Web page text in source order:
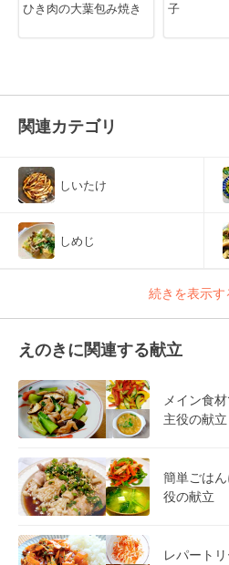
ひき肉の大葉包み焼き
子
関連カテゴリ
しいたけ
しめじ
続きを表示す
えのきに関連する献立
メイン食
主役の献立
簡単ごは
役の献立
レパート